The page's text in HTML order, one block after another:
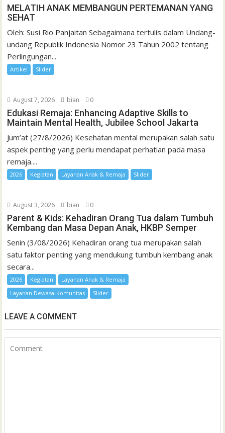
MELATIH ANAK MEMBANGUN PERTEMANAN YANG
SEHAT
Oleh: Susi Rio Panjaitan Sebagaimana tertulis dalam Undang-
undang Republik Indonesia Nomor 23 Tahun 2002 tentang
Perlingungan...
Artikel Slider
August 7, 2026 bian 0
Edukasi Remaja: Enhancing Adaptive Skills to
Maintain Mental Health, Jubilee School Jakarta
Jum’at (27/8/2026) Kesehatan mental merupakan salah satu
aspek penting yang perlu mendapat perhatian pada masa
remaja....
2026 Kegiatan Layanan Anak & Remaja Slider
August 3, 2026 bian 0
Parent & Kids: Kehadiran Orang Tua dalam Tumbuh
Kembang dan Masa Depan Anak, HKBP Semper
Senin (3/08/2026) Kehadiran orang tua merupakan salah
satu faktor penting yang mendukung tumbuh kembang anak
secara...
2026 Kegiatan
Layanan Anak & Remaja
Layanan Dewasa-Komunitas
Slider
LEAVE A COMMENT